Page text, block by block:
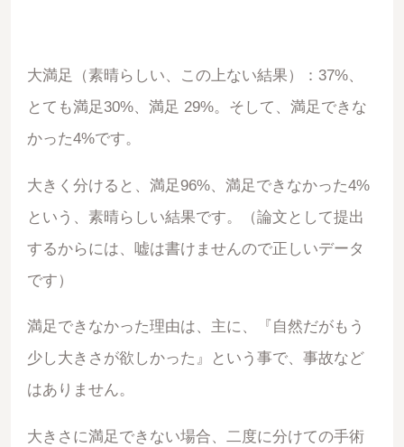
大満足（素晴らしい、この上ない結果）：37%、
とても満足30%、満足 29%。そして、満足できな
かった4%です。
大きく分けると、満足96%、満足できなかった4%
という、素晴らしい結果です。（論文として提出
するからには、嘘は書けませんので正しいデータ
です）
満足できなかった理由は、主に、『自然だがもう
少し大きさが欲しかった』という事で、事故など
はありません。
大きさに満足できない場合、二度に分けての手術